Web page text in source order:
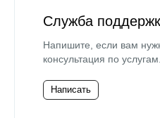
Служба
Напишите, если вам
консультация по услугам.
Написать